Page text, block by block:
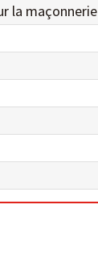
la maçonnerie